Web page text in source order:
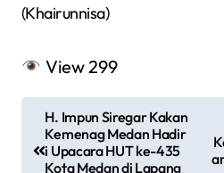
(Khairunnisa)
View299
a
H. Impun Siregar Kakan
Kemenag Medan Hadir
i Upacara HUT ke-435
Kota Medan di Lapang